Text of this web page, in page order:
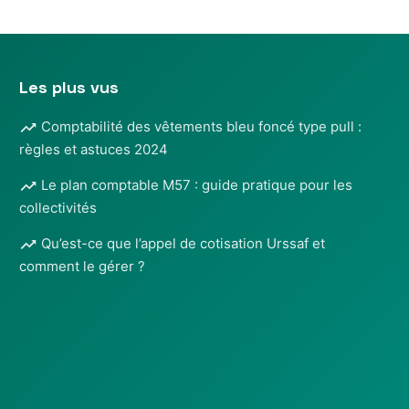
Les plus vus
Comptabilité des vêtements bleu foncé type pull :
règles et astuces 2024
Le plan comptable M57 : guide pratique pour les
collectivités
Qu’est-ce que l’appel de cotisation Urssaf et
comment le gérer ?